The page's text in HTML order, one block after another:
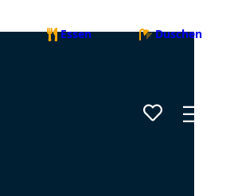
Essen Duschen